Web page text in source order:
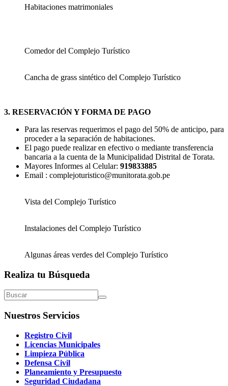
Habitaciones matrimoniales
Comedor del Complejo Turístico
Cancha de grass sintético del Complejo Turístico
3. RESERVACIÓN Y FORMA DE PAGO
Para las reservas requerimos el pago del 50% de anticipo, para
proceder a la separación de habitaciones.
El pago puede realizar en efectivo o mediante transferencia
bancaria a la cuenta de la Municipalidad Distrital de Torata.
Mayores Informes al Celular: 919833885
Email : complejoturistico@munitorata.gob.pe
Vista del Complejo Turístico
Instalaciones del Complejo Turístico
Algunas áreas verdes del Complejo Turístico
Realiza tu Búsqueda
Nuestros Servicios
Registro Civil
Licencias Municipales
Limpieza Pública
Defensa Civil
Planeamiento y Presupuesto
Seguridad Ciudadana